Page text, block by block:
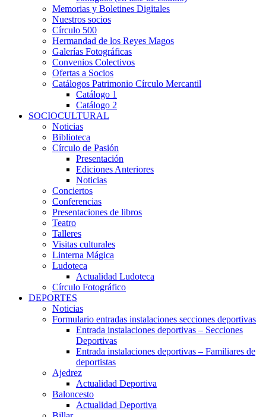
Memorias y Boletines Digitales
Nuestros socios
Círculo 500
Hermandad de los Reyes Magos
Galerías Fotográficas
Convenios Colectivos
Ofertas a Socios
Catálogos Patrimonio Círculo Mercantil
Catálogo 1
Catálogo 2
SOCIOCULTURAL
Noticias
Biblioteca
Círculo de Pasión
Presentación
Ediciones Anteriores
Noticias
Conciertos
Conferencias
Presentaciones de libros
Teatro
Talleres
Visitas culturales
Linterna Mágica
Ludoteca
Actualidad Ludoteca
Círculo Fotográfico
DEPORTES
Noticias
Formulario entradas instalaciones secciones deportivas
Entrada instalaciones deportivas – Secciones
Deportivas
Entrada instalaciones deportivas – Familiares de
deportistas
Ajedrez
Actualidad Deportiva
Baloncesto
Actualidad Deportiva